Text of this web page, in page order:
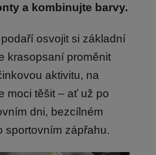
a kombinujte barvy.
osvojit si základní
krasopsaní proměnit
aktivitu, na
moci těšit – ať už po
dni, bezcílném
sportovním zápřahu.